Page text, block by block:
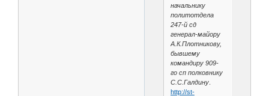
начальнику
политотдела
247-й сд
генерал-майору
А.К.Плотникову,
бывшему
командиру 909-
го сп полковнику
С.С.Галдину.
http://st-